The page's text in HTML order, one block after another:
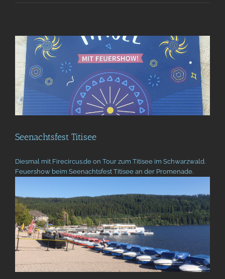
Seenachtsfest Titisee
Diesmal mit Firecircus.de on Tour zum Titisee im Schwarzwald.
Feuershow beim Seenachtsfest Titisee an der Promenade.